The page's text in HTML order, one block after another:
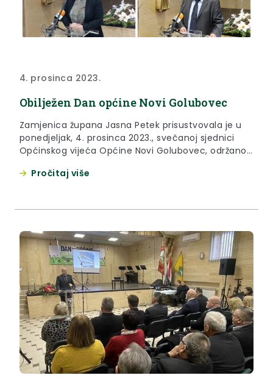
4. prosinca 2023.
Obilježen Dan općine Novi Golubovec
Zamjenica župana Jasna Petek prisustvovala je u
ponedjeljak, 4. prosinca 2023., svečanoj sjednici
Općinskog vijeća Općine Novi Golubovec, održanoj
zaštitnice općine. U svom obraćanju, zamjenica
Pročitaj više